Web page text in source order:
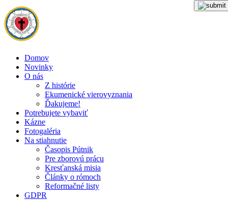
Domov
Novinky
O nás
Z histórie
Ekumenické vierovyznania
Ďakujeme!
Potrebujete vybaviť
Kázne
Fotogaléria
Na stiahnutie
Časopis Pútnik
Pre zborovú prácu
Kresťanská misia
Články o rómoch
Reformačné listy
GDPR